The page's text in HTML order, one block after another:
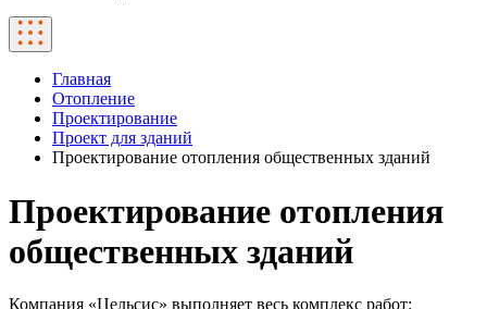
Главная
Отопление
Проектирование
Проект для зданий
Проектирование отопления общественных зданий
Проектирование отопления
общественных зданий
Компания «Цельсис» выполняет весь комплекс работ: